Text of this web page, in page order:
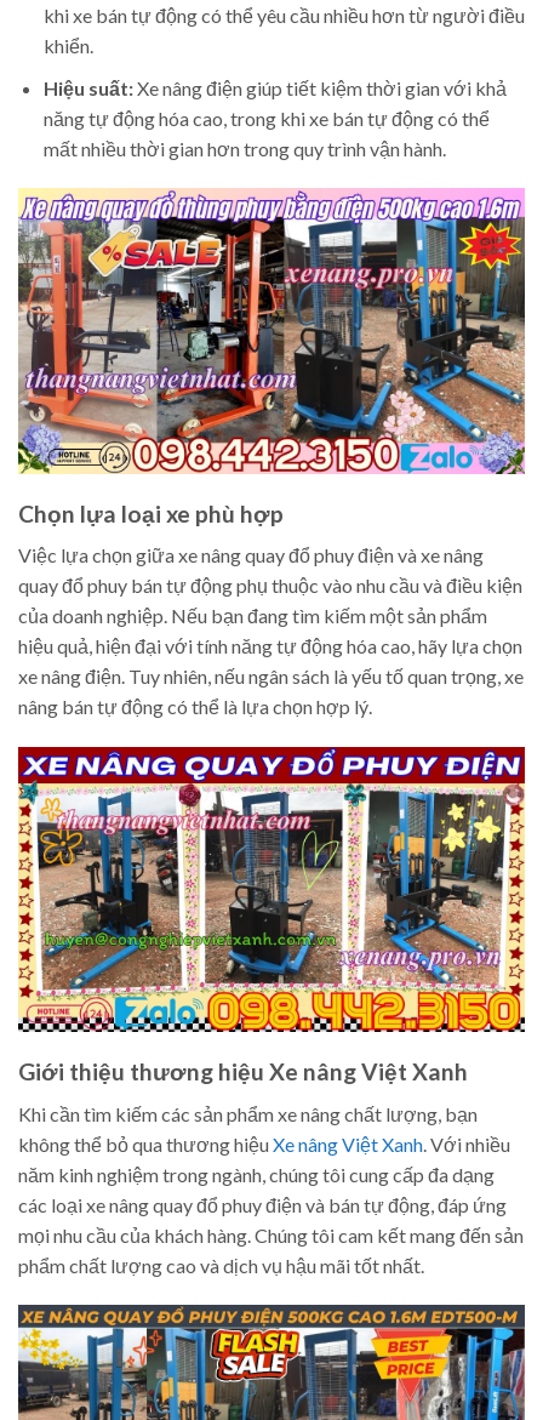
khi xe bán tự động có thể yêu cầu nhiều hơn từ người điều
khiển.
Hiệu suất:Xe nâng điện giúp tiết kiệm thời gian với khả
năng tự động hóa cao, trong khi xe bán tự động có thể
mất nhiều thời gian hơn trong quy trình vận hành.
Chọn lựa loại xe phù hợp
Việc lựa chọn giữa xe nâng quay đổ phuy điện và xe nâng
quay đổ phuy bán tự động phụ thuộc vào nhu cầu và điều kiện
của doanh nghiệp. Nếu bạn đang tìm kiếm một sản phẩm
hiệu quả, hiện đại với tính năng tự động hóa cao, hãy lựa chọn
xe nâng điện. Tuy nhiên, nếu ngân sách là yếu tố quan trọng, xe
nâng bán tự động có thể là lựa chọn hợp lý.
Giới thiệu thương hiệu Xe nâng Việt Xanh
Khi cần tìm kiếm các sản phẩm xe nâng chất lượng, bạn
không thể bỏ qua thương hiệuXe nâng Việt Xanh . Với nhiều
năm kinh nghiệm trong ngành, chúng tôi cung cấp đa dạng
các loại xe nâng quay đổ phuy điện và bán tự động, đáp ứng
mọi nhu cầu của khách hàng. Chúng tôi cam kết mang đến sản
phẩm chất lượng cao và dịch vụ hậu mãi tốt nhất.